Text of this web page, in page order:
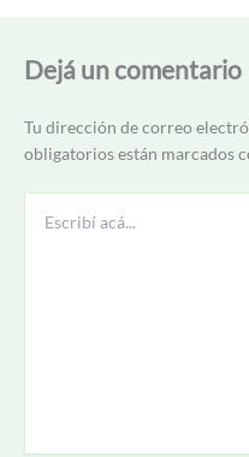
Dejá un comentario
Tu dirección de correo
obligatorios están marcados
acá...